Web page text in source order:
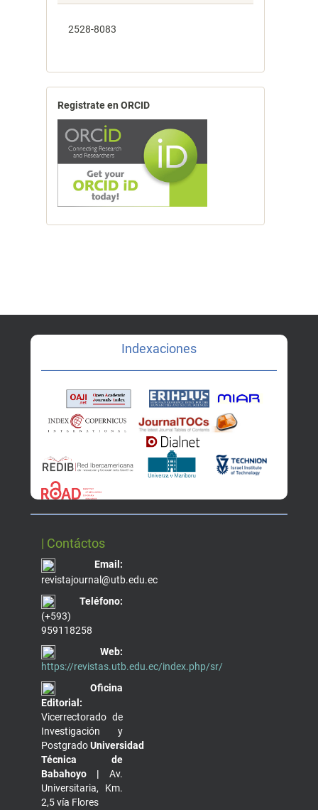
2528-8083
Registrate en ORCID
Indexaciones
| Contáctos
Email:
revistajournal@utb.edu.ec
Teléfono:
(+593)
959118258
Web:
https://revistas.utb.edu.ec/index.php/sr/
Oficina
Editorial:
Vicerrectorado de
Investigación y
PostgradoUniversidad
Técnica de
Babahoyo | Av.
Universitaria, Km.
2,5 vía Flores